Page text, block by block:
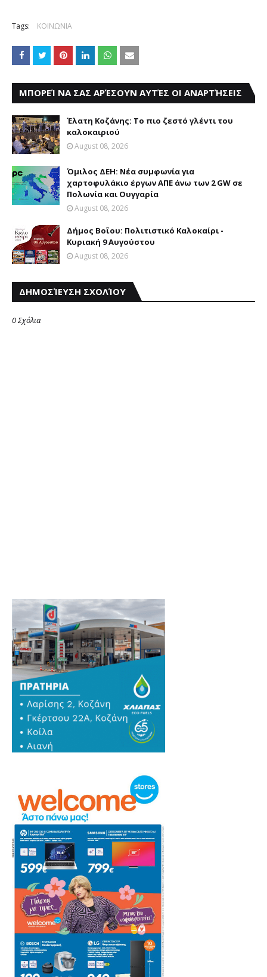
Tags: ΚΟΙΝΩΝΙΑ
ΜΠΟΡΕΊ ΝΑ ΣΑΣ ΑΡΈΣΟΥΝ ΑΥΤΈΣ ΟΙ ΑΝΑΡΤΉΣΕΙΣ
Έλατη Κοζάνης: Το πιο ζεστό γλέντι του
καλοκαιριού
August 08, 2026
Όμιλος ΔΕΗ: Νέα συμφωνία για
χαρτοφυλάκιο έργων ΑΠΕ άνω των 2 GW σε
Πολωνία και Ουγγαρία
August 08, 2026
Δήμος Βοΐου: Πολιτιστικό Καλοκαίρι -
Κυριακή 9 Αυγούστου
August 08, 2026
ΔΗΜΟΣΊΕΥΣΗ ΣΧΟΛΊΟΥ
0 Σχόλια